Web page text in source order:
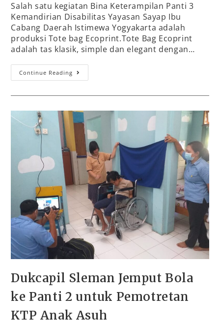
Salah satu kegiatan Bina Keterampilan Panti 3
Kemandirian Disabilitas Yayasan Sayap Ibu
Cabang Daerah Istimewa Yogyakarta adalah
produksi Tote bag Ecoprint.Tote Bag Ecoprint
adalah tas klasik, simple dan elegant dengan…
Continue Reading
Dukcapil Sleman Jemput Bola
ke Panti 2 untuk Pemotretan
KTP Anak Asuh